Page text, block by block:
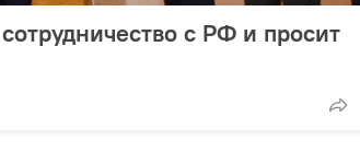
с РФ и просит